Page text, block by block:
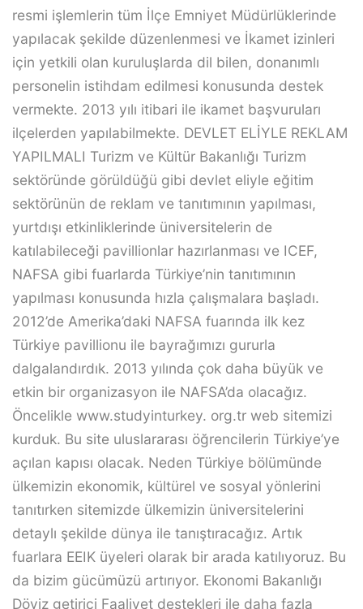
resmi işlemlerin tüm İlçe Emniyet Müdürlüklerinde
yapılacak şekilde düzenlenmesi ve İkamet izinleri
için yetkili olan kuruluşlarda dil bilen, donanımlı
personelin istihdam edilmesi konusunda destek
vermekte. 2013 yılı itibari ile ikamet başvuruları
ilçelerden yapılabilmekte. DEVLET ELİYLE REKLAM
YAPILMALI Turizm ve Kültür Bakanlığı Turizm
sektöründe görüldüğü gibi devlet eliyle eğitim
sektörünün de reklam ve tanıtımının yapılması,
yurtdışı etkinliklerinde üniversitelerin de
katılabileceği pavillionlar hazırlanması ve ICEF,
NAFSA gibi fuarlarda Türkiye’nin tanıtımının
yapılması konusunda hızla çalışmalara başladı.
2012’de Amerika’daki NAFSA fuarında ilk kez
Türkiye pavillionu ile bayrağımızı gururla
dalgalandırdık. 2013 yılında çok daha büyük ve
etkin bir organizasyon ile NAFSA’da olacağız.
Öncelikle www.studyinturkey. org.tr web sitemizi
kurduk. Bu site uluslararası öğrencilerin Türkiye’ye
açılan kapısı olacak. Neden Türkiye bölümünde
ülkemizin ekonomik, kültürel ve sosyal yönlerini
tanıtırken sitemizde ülkemizin üniversitelerini
detaylı şekilde dünya ile tanıştıracağız. Artık
fuarlara EEIK üyeleri olarak bir arada katılıyoruz. Bu
da bizim gücümüzü artırıyor. Ekonomi Bakanlığı
Döviz getirici Faaliyet destekleri ile daha fazla